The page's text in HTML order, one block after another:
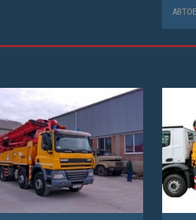
5
ТЕХНИКИ